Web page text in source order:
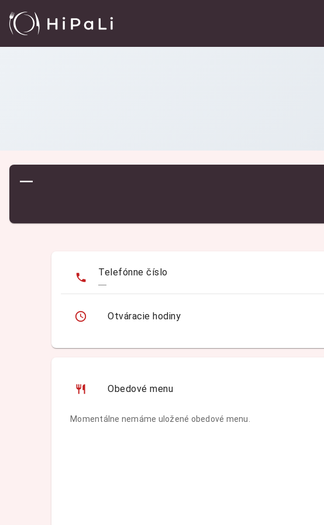
Reštaurácie …
—
Telefónne číslo
—
Otváracie hodiny
Obedové menu
Momentálne nemáme uložené obedové menu.